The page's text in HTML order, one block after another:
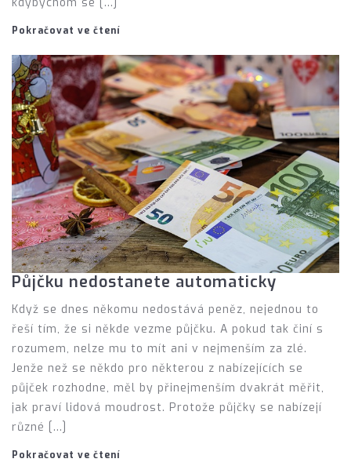
Pokračovat ve čtení
Půjčku nedostanete automaticky
Když se dnes někomu nedostává peněz, nejednou to
řeší tím, že si někde vezme půjčku. A pokud tak činí s
rozumem, nelze mu to mít ani v nejmenším za zlé.
Jenže než se někdo pro některou z nabízejících se
půjček rozhodne, měl by přinejmenším dvakrát měřit,
jak praví lidová moudrost. Protože půjčky se nabízejí
různé […]
Pokračovat ve čtení